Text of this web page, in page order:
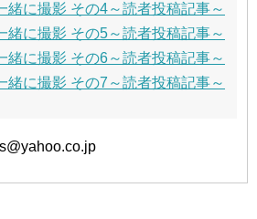
緒に撮影 その4～読者投稿記事～
緒に撮影 その5～読者投稿記事～
緒に撮影 その6～読者投稿記事～
緒に撮影 その7～読者投稿記事～